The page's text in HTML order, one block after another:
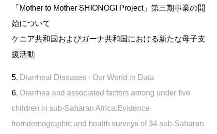
「Mother to Mother SHIONOGI Project」第三期事業の開
始について
ケニア共和国およびガーナ共和国における新たな母子支
援活動
5. Diarrheal Diseases - Our World in Data
6. Diarrhea and associated factors among under five
children in sub-Saharan Africa:Evidence
fromdemographic and health surveys of 34 sub-Saharan